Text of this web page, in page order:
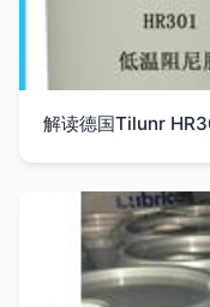
解读德国Tilunr